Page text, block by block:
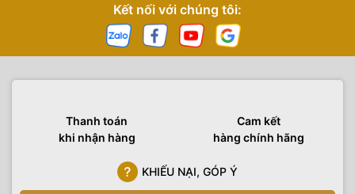
Kết nối với chúng tôi:
Thanh toán
khi nhận hàng
Cam kết
hàng chính hãng
KHIẾU NẠI, GÓP Ý